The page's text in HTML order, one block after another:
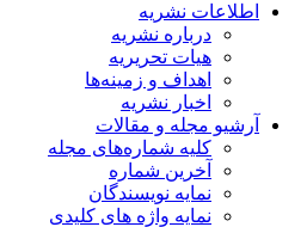
اطلاعات نشریه
درباره نشریه
هیات تحریریه
اهداف و زمینه‌ها
اخبار نشریه
آرشیو مجله و مقالات
کلیه شماره‌های مجله
آخرین شماره
نمایه نویسندگان
نمایه واژه های کلیدی